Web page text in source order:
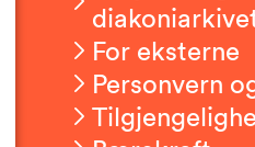
For eksterne
Personvern